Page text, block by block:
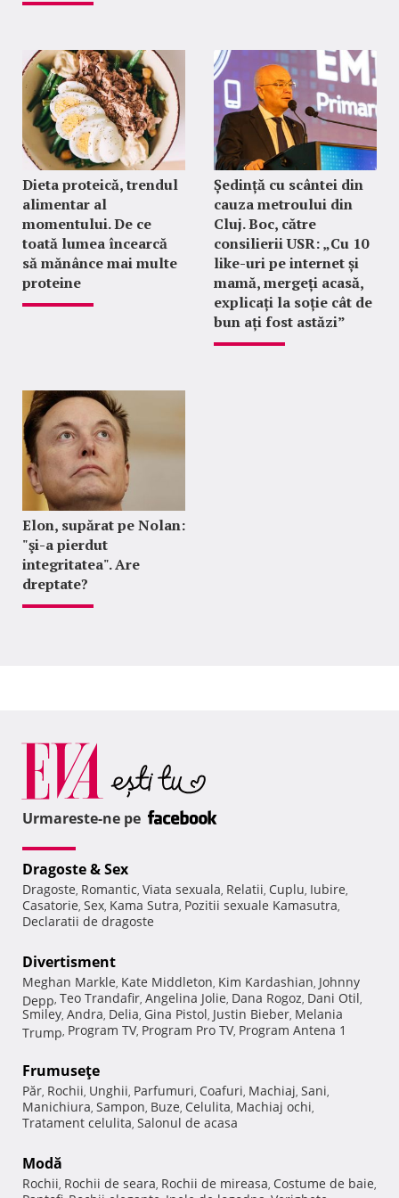
Dieta proteică, trendul
alimentar al
momentului. De ce
toată lumea încearcă
să mănânce mai multe
proteine
Ședință cu scântei din
cauza metroului din
Cluj. Boc, către
consilierii USR: „Cu 10
like-uri pe internet și
mamă, mergeți acasă,
explicați la soție cât de
bun ați fost astăzi”
Elon, supărat pe Nolan:
"şi-a pierdut
integritatea". Are
dreptate?
Urmareste-ne pe
Dragoste & Sex
Dragoste, Romantic, Viata sexuala, Relatii, Cuplu, Iubire,
Casatorie, Sex, Kama Sutra, Pozitii sexuale Kamasutra,
Declaratii de dragoste
Divertisment
Meghan Markle, Kate Middleton, Kim Kardashian, Johnny
Depp, Teo Trandafir, Angelina Jolie, Dana Rogoz, Dani Otil,
Smiley, Andra, Delia, Gina Pistol, Justin Bieber, Melania
Trump, Program TV, Program Pro TV, Program Antena 1
Frumuseţe
Păr, Rochii, Unghii, Parfumuri, Coafuri, Machiaj, Sani,
Manichiura, Sampon, Buze, Celulita, Machiaj ochi,
Tratament celulita, Salonul de acasa
Modă
Rochii, Rochii de seara, Rochii de mireasa, Costume de baie,